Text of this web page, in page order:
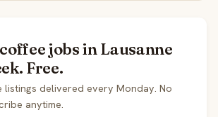
jobs in Lausanne
Free.
listings delivered every Monday. No
anytime.